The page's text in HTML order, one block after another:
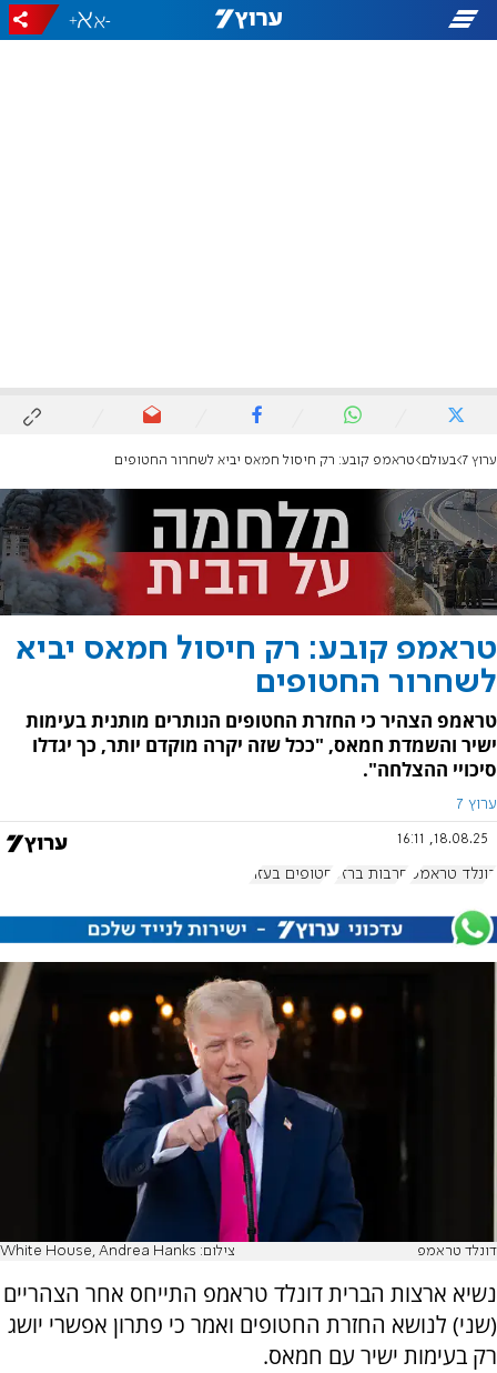
-
+
ערוץ 7 בעולם טראמפ קובע: רק חיסול חמאס יביא לשחרור החטופים
טראמפ קובע: רק חיסול חמאס יביא
לשחרור החטופים
טראמפ הצהיר כי החזרת החטופים הנותרים מותנית בעימות
ישיר והשמדת חמאס, "ככל שזה יקרה מוקדם יותר, כך יגדלו
סיכויי ההצלחה".
ערוץ 7
18.08.25, 16:11
דונלד טראמפ חרבות ברזל חטופים בעזה
דונלד טראמפ צילום: White House, Andrea Hanks
נשיא ארצות הברית דונלד טראמפ התייחס אחר הצהריים
(שני) לנושא החזרת החטופים ואמר כי פתרון אפשרי יושג
רק בעימות ישיר עם חמאס.